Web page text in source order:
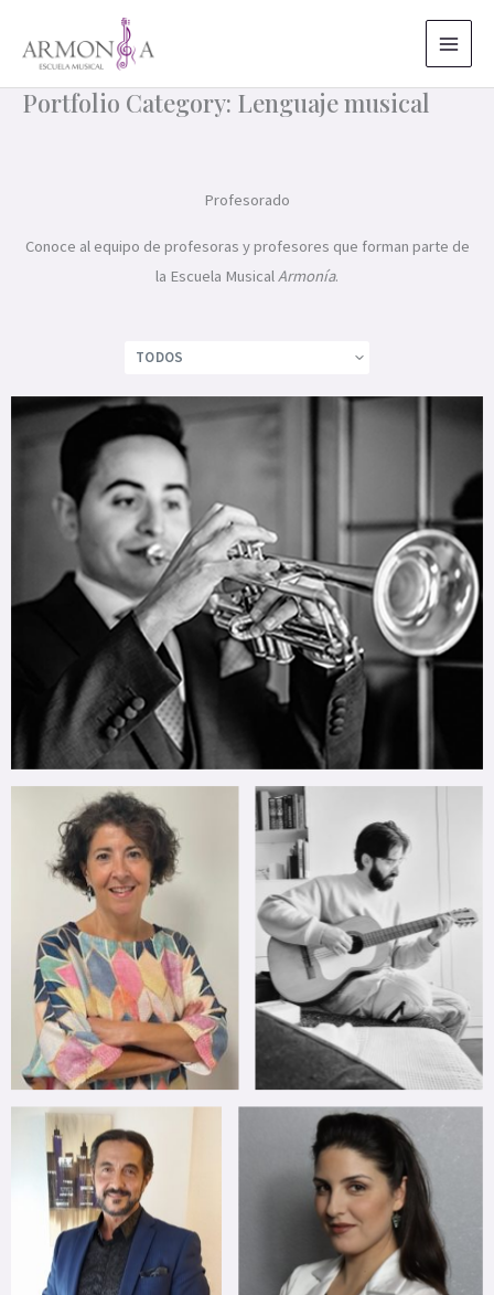
contenido
Portfolio Category: Lenguaje musical
Profesorado
Conoce al equipo de profesoras y profesores que forman parte de
la Escuela MusicalArmonía.